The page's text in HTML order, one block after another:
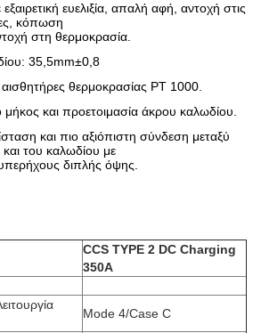
ευελιξία, απαλή αφή, αντοχή στις
κόπωση
στη θερμοκρασία.
35,5mm±0,8
θερμοκρασίας PT 1000.
και προετοιμασία άκρου καλωδίου.
και πιο αξιόπιστη σύνδεση μεταξύ
του καλωδίου με
διπλής όψης.
CCS TYPE 2 DC Charging
350A
Mode 4/Case C